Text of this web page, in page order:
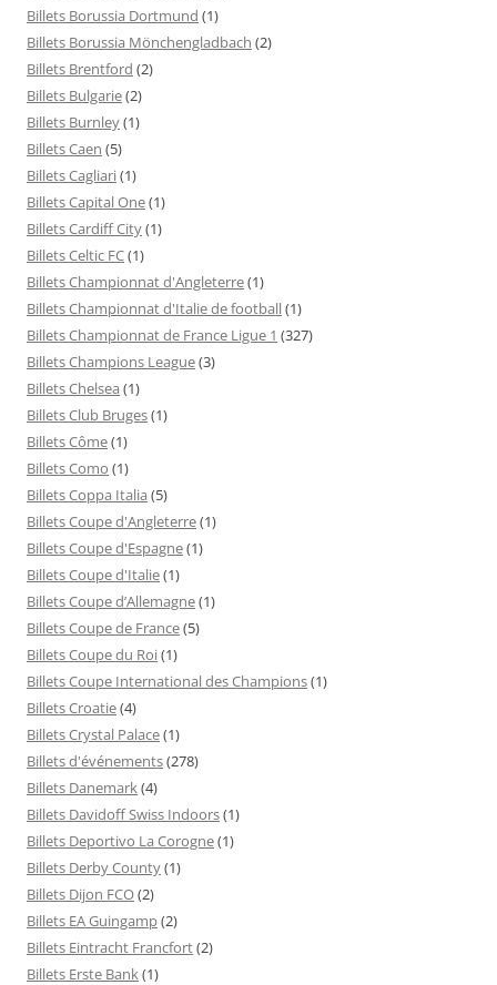
Billets Borussia Dortmund (1)
Billets Borussia Mönchengladbach (2)
Billets Brentford (2)
Billets Bulgarie(2)
Billets Burnley(1)
Billets Caen (5)
Billets Cagliari(1)
Billets Capital One(1)
Billets Cardiff City(1)
Billets Celtic FC(1)
Billets Championnat d'Angleterre(1)
Billets Championnat d'Italie de football(1)
Billets Championnat de France Ligue 1 (327)
Billets Champions League(3)
Billets Chelsea (1)
Billets Club Bruges(1)
Billets Côme(1)
Billets Como (1)
Billets Coppa Italia (5)
Billets Coupe d'Angleterre(1)
Billets Coupe d'Espagne(1)
Billets Coupe d'Italie(1)
Billets Coupe d’Allemagne(1)
Billets Coupe de France(5)
Billets Coupe du Roi(1)
Billets Coupe International des Champions(1)
Billets Croatie(4)
Billets Crystal Palace(1)
Billets d'événements(278)
Billets Danemark(4)
Billets Davidoff Swiss Indoors(1)
Billets Deportivo La Corogne(1)
Billets Derby County(1)
Billets Dijon FCO(2)
Billets EA Guingamp(2)
Billets Eintracht Francfort(2)
Billets Erste Bank(1)